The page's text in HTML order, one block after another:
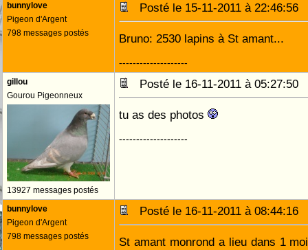
bunnylove
Pigeon d'Argent
798 messages postés
Posté le 15-11-2011 à 22:46:56
Bruno: 2530 lapins à St amant...
--------------------
gillou
Gourou Pigeonneux
13927 messages postés
Posté le 16-11-2011 à 05:27:50
tu as des photos
--------------------
bunnylove
Pigeon d'Argent
798 messages postés
Posté le 16-11-2011 à 08:44:16
St amant monrond a lieu dans 1